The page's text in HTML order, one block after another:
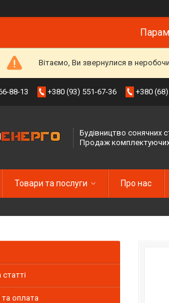
Вітаємо, Ви звернулися в
88-13 +380 (93) 551-67-36 +380
Будівництво сонячних
Продаж
Товари та послуги Про нас
оплата